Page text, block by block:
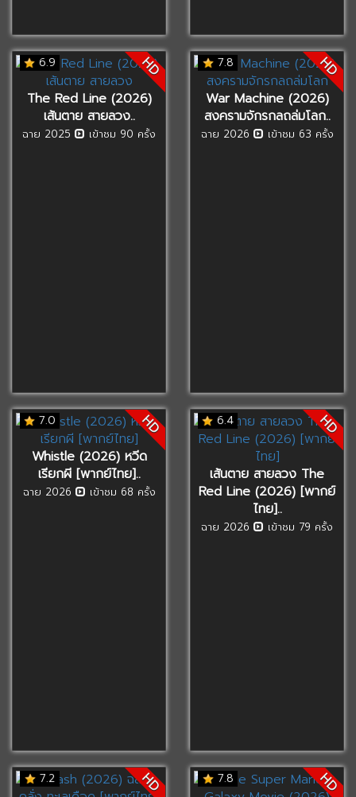
6.9 HD
The Red Line (2026)
เส้นตาย สายลวง..
ฉาย 2025 เข้าชม 90 ครั้ง
7.8 HD
War Machine (2026)
สงครามจักรกลถล่มโลก..
ฉาย 2026 เข้าชม 63 ครั้ง
7.0 HD
Whistle (2026) หวีด
เรียกผี [พากย์ไทย]..
ฉาย 2026 เข้าชม 68 ครั้ง
6.4 HD
เส้นตาย สายลวง The
Red Line (2026) [พากย์
ไทย]..
ฉาย 2026 เข้าชม 79 ครั้ง
7.2 HD 7.8 HD